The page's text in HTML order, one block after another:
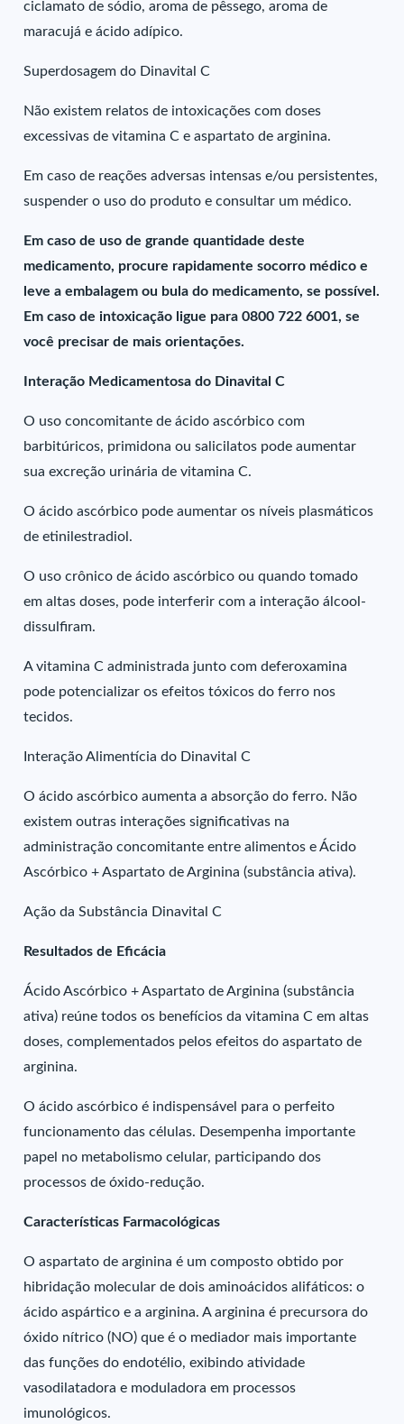
ciclamato de sódio, aroma de pêssego, aroma de
maracujá e ácido adípico.
Superdosagem do Dinavital C
Não existem relatos de intoxicações com doses
excessivas de vitamina C e aspartato de arginina.
Em caso de reações adversas intensas e/ou persistentes,
suspender o uso do produto e consultar um médico.
Em caso de uso de grande quantidade deste
medicamento, procure rapidamente socorro médico e
leve a embalagem ou bula do medicamento, se possível.
Em caso de intoxicação ligue para 0800 722 6001, se
você precisar de mais orientações.
Interação Medicamentosa do Dinavital C
O uso concomitante de ácido ascórbico com
barbitúricos, primidona ou salicilatos pode aumentar
sua excreção urinária de vitamina C.
O ácido ascórbico pode aumentar os níveis plasmáticos
de etinilestradiol.
O uso crônico de ácido ascórbico ou quando tomado
em altas doses, pode interferir com a interação álcool-
dissulfiram.
A vitamina C administrada junto com deferoxamina
pode potencializar os efeitos tóxicos do ferro nos
tecidos.
Interação Alimentícia do Dinavital C
O ácido ascórbico aumenta a absorção do ferro. Não
existem outras interações significativas na
administração concomitante entre alimentos e Ácido
Ascórbico + Aspartato de Arginina (substância ativa).
Ação da Substância Dinavital C
Resultados de Eficácia
Ácido Ascórbico + Aspartato de Arginina (substância
ativa) reúne todos os benefícios da vitamina C em altas
doses, complementados pelos efeitos do aspartato de
arginina.
O ácido ascórbico é indispensável para o perfeito
funcionamento das células. Desempenha importante
papel no metabolismo celular, participando dos
processos de óxido-redução.
Características Farmacológicas
O aspartato de arginina é um composto obtido por
hibridação molecular de dois aminoácidos alifáticos: o
ácido aspártico e a arginina. A arginina é precursora do
óxido nítrico (NO) que é o mediador mais importante
das funções do endotélio, exibindo atividade
vasodilatadora e moduladora em processos
imunológicos.